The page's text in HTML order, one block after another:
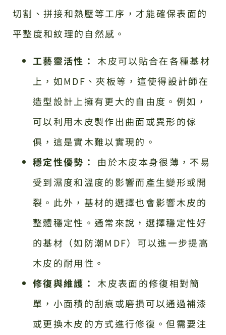
切割、拼接和熱壓等工序，才能確保表面的
平整度和紋理的自然感。
工藝靈活性： 木皮可以貼合在各種基材
上，如MDF、夾板等，這使得設計師在
造型設計上擁有更大的自由度。例如，
可以利用木皮製作出曲面或異形的傢
俱，這是實木難以實現的。
穩定性優勢：
由於木皮本身很薄，不易
受到濕度和溫度的影響而產生變形或開
裂。此外，基材的選擇也會影響木皮的
整體穩定性。通常來說，選擇穩定性好
的基材（如防潮MDF）可以進一步提高
木皮的耐用性。
修復與維護： 木皮表面的修復相對簡
單，小面積的刮痕或磨損可以通過補漆
或更換木皮的方式進行修復。但需要注